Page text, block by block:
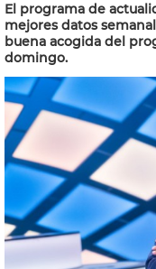
El programa de
mejores datos
buena acogida del
domingo.